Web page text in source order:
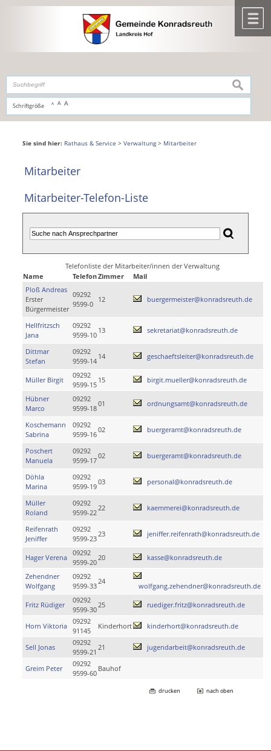
,zur Navigationoderzur Startseitespringen.
Schriftgröße A A A
suchen
Sie sind hier: Rathaus & Service > Verwaltung> Mitarbeiter
Mitarbeiter
Mitarbeiter-Telefon-Liste
Telefonliste der Mitarbeiter/innen der Verwaltung
Name
TelefonZimmer
Mail
Ploß Andreas
Erster
Bürgermeister
09292
9599-0
12 buergermeister@konradsreuth.de
Hellfritzsch
Jana
09292
9599-10
13 sekretariat@konradsreuth.de
Dittmar
Stefan
09292
9599-14
14 geschaeftsleiter@konradsreuth.de
Müller Birgit
09292
9599-15
15 birgit.mueller@konradsreuth.de
Hübner
Marco
09292
9599-18
01 ordnungsamt@konradsreuth.de
Koschemann
Sabrina
09292
9599-16
02 buergeramt@konradsreuth.de
Poschert
Manuela
09292
9599-17
02 buergeramt@konradsreuth.de
Döhla
Marina
09292
9599-19
03 personal@konradsreuth.de
Müller
Roland
09292
9599-22
22 kaemmerei@konradsreuth.de
Reifenrath
Jeniffer
09292
9599-23
23 jeniffer.reifenrath@konradsreuth.de
Hager Verena
09292
9599-20
20 kasse@konradsreuth.de
Zehendner
Wolfgang
09292
9599-33
24
wolfgang.zehendner@konradsreuth.de
Fritz Rüdiger
09292
9599-30
25 ruediger.fritz@konradsreuth.de
Horn Viktoria
09292
91145
Kinderhort kinderhort@konradsreuth.de
Sell Jonas
09292
9599-21
21 jugendarbeit@konradsreuth.de
Greim Peter
09292
9599-60
Bauhof
drucken nach oben